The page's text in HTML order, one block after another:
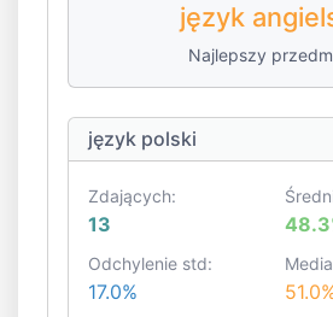
język
Najlepszy
język polski
Zdających:
13
Odchylenie std:
17.0%